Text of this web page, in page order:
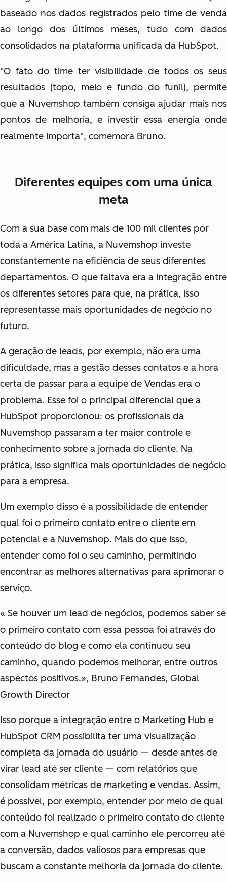
baseado nos dados registrados pelo time de venda
ao longo dos últimos meses, tudo com dados
consolidados na plataforma unificada da HubSpot.
"O fato do time ter visibilidade de todos os seus
resultados (topo, meio e fundo do funil), permite
que a Nuvemshop também consiga ajudar mais nos
pontos de melhoria, e investir essa energia onde
realmente importa", comemora Bruno.
Diferentes equipes com uma única
meta
Com a sua base com mais de 100 mil clientes por
toda a América Latina, a Nuvemshop investe
constantemente na eficiência de seus diferentes
departamentos. O que faltava era a integração entre
os diferentes setores para que, na prática, isso
representasse mais oportunidades de negócio no
futuro.
A geração de leads, por exemplo, não era uma
dificuldade, mas a gestão desses contatos e a hora
certa de passar para a equipe de Vendas era o
problema. Esse foi o principal diferencial que a
HubSpot proporcionou: os profissionais da
Nuvemshop passaram a ter maior controle e
conhecimento sobre a jornada do cliente. Na
prática, isso significa mais oportunidades de negócio
para a empresa.
Um exemplo disso é a possibilidade de entender
qual foi o primeiro contato entre o cliente em
potencial e a Nuvemshop. Mais do que isso,
entender como foi o seu caminho, permitindo
encontrar as melhores alternativas para aprimorar o
serviço.
« Se houver um lead de negócios, podemos saber se
o primeiro contato com essa pessoa foi através do
conteúdo do blog e como ela continuou seu
caminho, quando podemos melhorar, entre outros
aspectos positivos.», Bruno Fernandes, Global
Growth Director
Isso porque a integração entre o Marketing Hub e
HubSpot CRM possibilita ter uma visualização
completa da jornada do usuário — desde antes de
virar lead até ser cliente — com relatórios que
consolidam métricas de marketing e vendas. Assim,
é possível, por exemplo, entender por meio de qual
conteúdo foi realizado o primeiro contato do cliente
com a Nuvemshop e qual caminho ele percorreu até
a conversão, dados valiosos para empresas que
buscam a constante melhoria da jornada do cliente.